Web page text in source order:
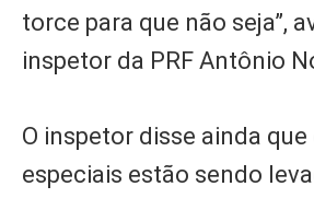
torce para que não seja”,
inspetor da PRF Antônio
O inspetor disse ainda
especiais estão sendo